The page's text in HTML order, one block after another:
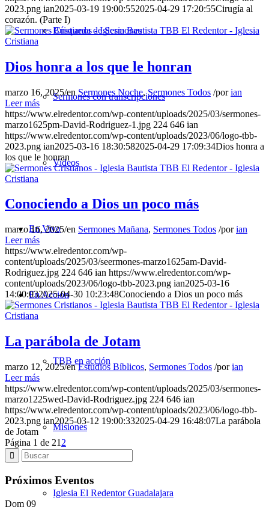
Búsqueda de Sermones
Sermones con transcripciones
Videos
En Vivo
En Acción
TBB en acción
Misiones
Iglesia El Redentor Guadalajara
2023.png ian2025-03-19 19:00:552025-04-29 17:20:55Cirugía al
corazón. (Parte I)
Dios honra a los que le honran
marzo 16, 2025/en Sermones Noche,Sermones Todos /porian
Leer más
https://www.elredentor.com/wp-content/uploads/2025/03/sermones-
marzo1625pm-David-Rodriguez-1.jpg 224 646 ian
https://www.elredentor.com/wp-content/uploads/2023/06/logo-tbb-
2023.png ian2025-03-16 18:30:582025-04-29 17:09:34Dios honra a
los que le honran
Conociendo a Dios un poco más
marzo 16, 2025/en Sermones Mañana, Sermones Todos /porian
Leer más
https://www.elredentor.com/wp-
content/uploads/2025/03/seermones-marzo1625am-David-
Rodriguez.jpg 224 646 ian https://www.elredentor.com/wp-
content/uploads/2023/06/logo-tbb-2023.png ian2025-03-16
14:00:032025-04-30 10:23:48Conociendo a Dios un poco más
La parábola de Jotam
marzo 12, 2025/enEstudios Bíblicos, Sermones Todos /porian
Leer más
https://www.elredentor.com/wp-content/uploads/2025/03/sermones-
marzo1225wed-David-Rodriguez.jpg 224 646 ian
https://www.elredentor.com/wp-content/uploads/2023/06/logo-tbb-
2023.png ian2025-03-12 19:00:332025-04-29 16:48:07La parábola
de Jotam
Página 1 de 21 2
Próximos Eventos
Dom 09